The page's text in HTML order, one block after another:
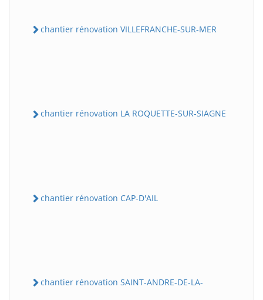
chantier rénovation VILLEFRANCHE-SUR-MER
chantier rénovation LA ROQUETTE-SUR-SIAGNE
chantier rénovation CAP-D'AIL
chantier rénovation SAINT-ANDRE-DE-LA-